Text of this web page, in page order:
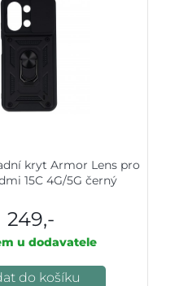
kryt Armor Lens pro
15C 4G/5G černý
249,-
u dodavatele
do košíku